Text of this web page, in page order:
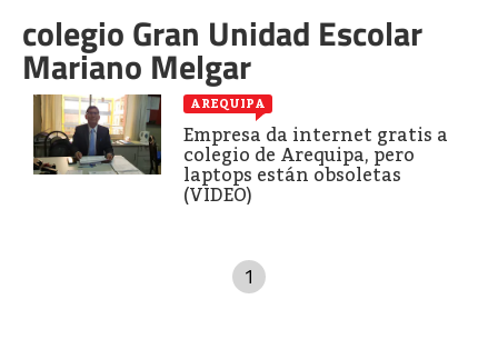
colegio Gran Unidad Escolar
Mariano Melgar
AREQUIPA
Empresa da internet gratis a
colegio de Arequipa, pero
laptops están obsoletas
(VIDEO)
1